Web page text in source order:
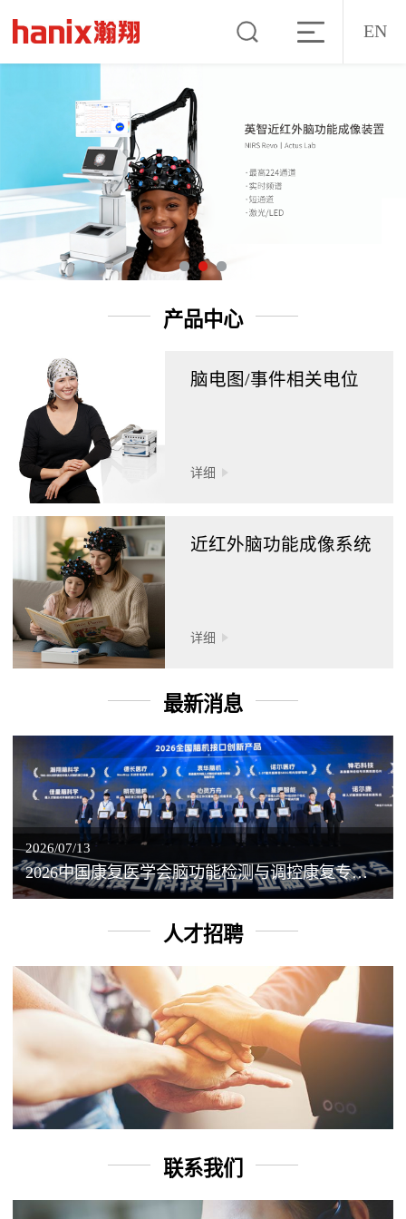
EN
产品中心
脑电图/事件相关电位
详细
近红外脑功能成像系统
详细
最新消息
2026/07/13
2026中国康复医学会脑功能检测与调控康复专业委员会学术年会丨脑客中国：脑机接口——EEG驱动TMS闭环调控工作坊
人才招聘
联系我们